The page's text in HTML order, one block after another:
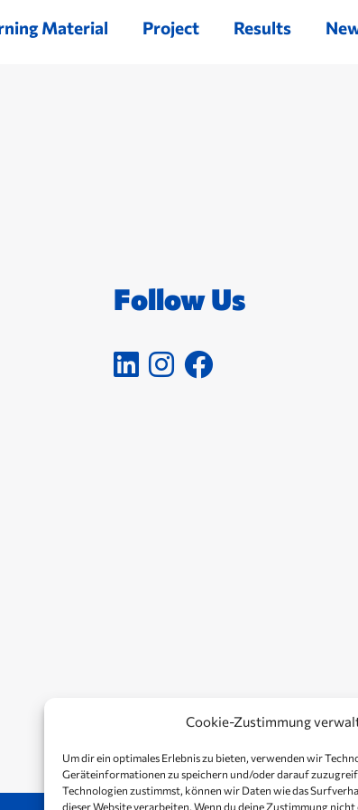
Cookie-Zustimmung
Um dir ein optimales Erlebnis zu bieten, verwenden wir
Geräteinformationen zu speichern und/oder darauf
Technologien zustimmst, können wir Daten wie das
dieser Website verarbeiten. Wenn du deine Zustimmung
Material Project Results
Follow Us